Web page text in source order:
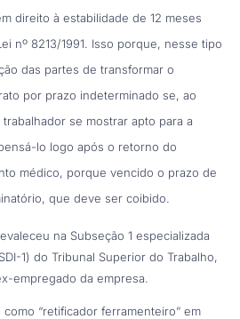
direito à estabilidade de 12 meses
nº 8213/1991. Isso porque, nesse tipo
das partes de transformar o
por prazo indeterminado se, ao
se mostrar apto para a
lo logo após o retorno do
médico, porque vencido o prazo de
que deve ser coibido.
na Subseção 1 especializada
1) do Tribunal Superior do Trabalho,
empregado da empresa.
“retificador ferramenteiro” em